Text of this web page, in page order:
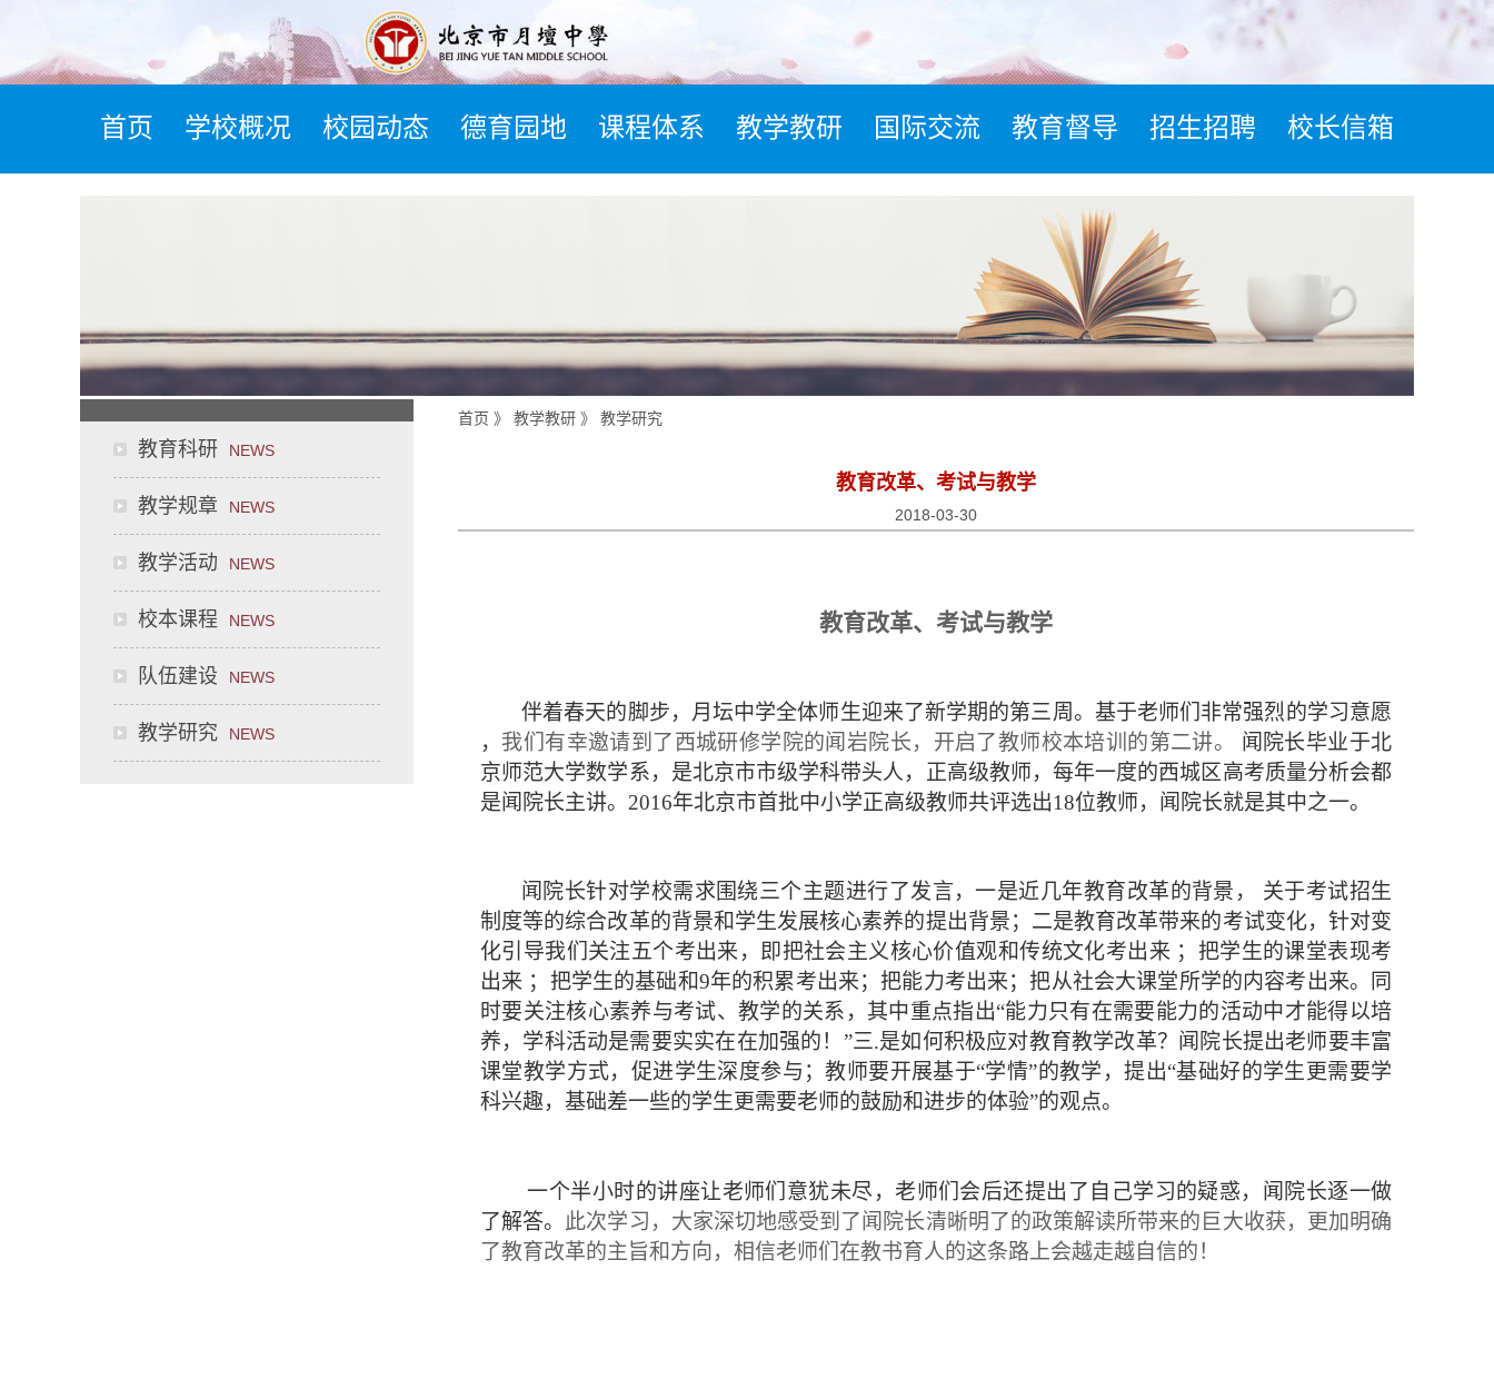
首页 学校概况 校园动态 德育园地 课程体系 教学教研 国际交流 教育督导 招生招聘 校长信箱
教育科研 NEWS
教学规章 NEWS
教学活动 NEWS
校本课程 NEWS
队伍建设 NEWS
教学研究 NEWS
首页 》 教学教研 》 教学研究
教育改革、考试与教学
2018-03-30
教育改革、考试与教学
伴着春天的脚步，月坛中学全体师生迎来了新学期的第三周。基于老师们非常强烈的学习意愿
， 我们有幸邀请到了西城研修学院的闻岩院长，开启了教师校本培训的第二讲。 闻院长毕业于北
京师范大学数学系，是北京市市级学科带头人，正高级教师，每年一度的西城区高考质量分析会都
是闻院长主讲。2016年北京市首批中小学正高级教师共评选出18位教师，闻院长就是其中之一。
闻院长针对学校需求围绕三个主题进行了发言，一是近几年教育改革的背景， 关于考试招生
制度等的综合改革的背景和学生发展核心素养的提出背景；二是教育改革带来的考试变化，针对变
化引导我们关注五个考出来，即把社会主义核心价值观和传统文化考出来 ；把学生的课堂表现考
出来 ；把学生的基础和9年的积累考出来；把能力考出来；把从社会大课堂所学的内容考出来。同
时要关注核心素养与考试、教学的关系，其中重点指出“能力只有在需要能力的活动中才能得以培
养，学科活动是需要实实在在加强的！”三.是如何积极应对教育教学改革？闻院长提出老师要丰富
课堂教学方式，促进学生深度参与；教师要开展基于“学情”的教学，提出“基础好的学生更需要学
科兴趣，基础差一些的学生更需要老师的鼓励和进步的体验”的观点。
一个半小时的讲座让老师们意犹未尽，老师们会后还提出了自己学习的疑惑，闻院长逐一做
了解答。 此次学习，大家深切地感受到了闻院长清晰明了的政策解读所带来的巨大收获，更加明确
了教育改革的主旨和方向，相信老师们在教书育人的这条路上会越走越自信的！